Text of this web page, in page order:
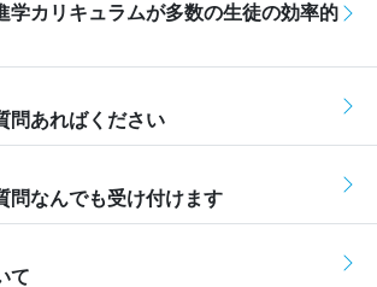
学カリキュラムが多数の生徒の効率的
問あればください
問なんでも受け付けます
て